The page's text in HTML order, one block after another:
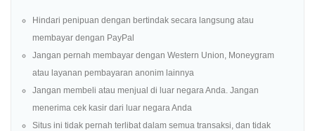
Hindari penipuan dengan bertindak secara langsung atau
membayar dengan PayPal
Jangan pernah membayar dengan Western Union, Moneygram
atau layanan pembayaran anonim lainnya
Jangan membeli atau menjual di luar negara Anda. Jangan
menerima cek kasir dari luar negara Anda
Situs ini tidak pernah terlibat dalam semua transaksi, dan tidak